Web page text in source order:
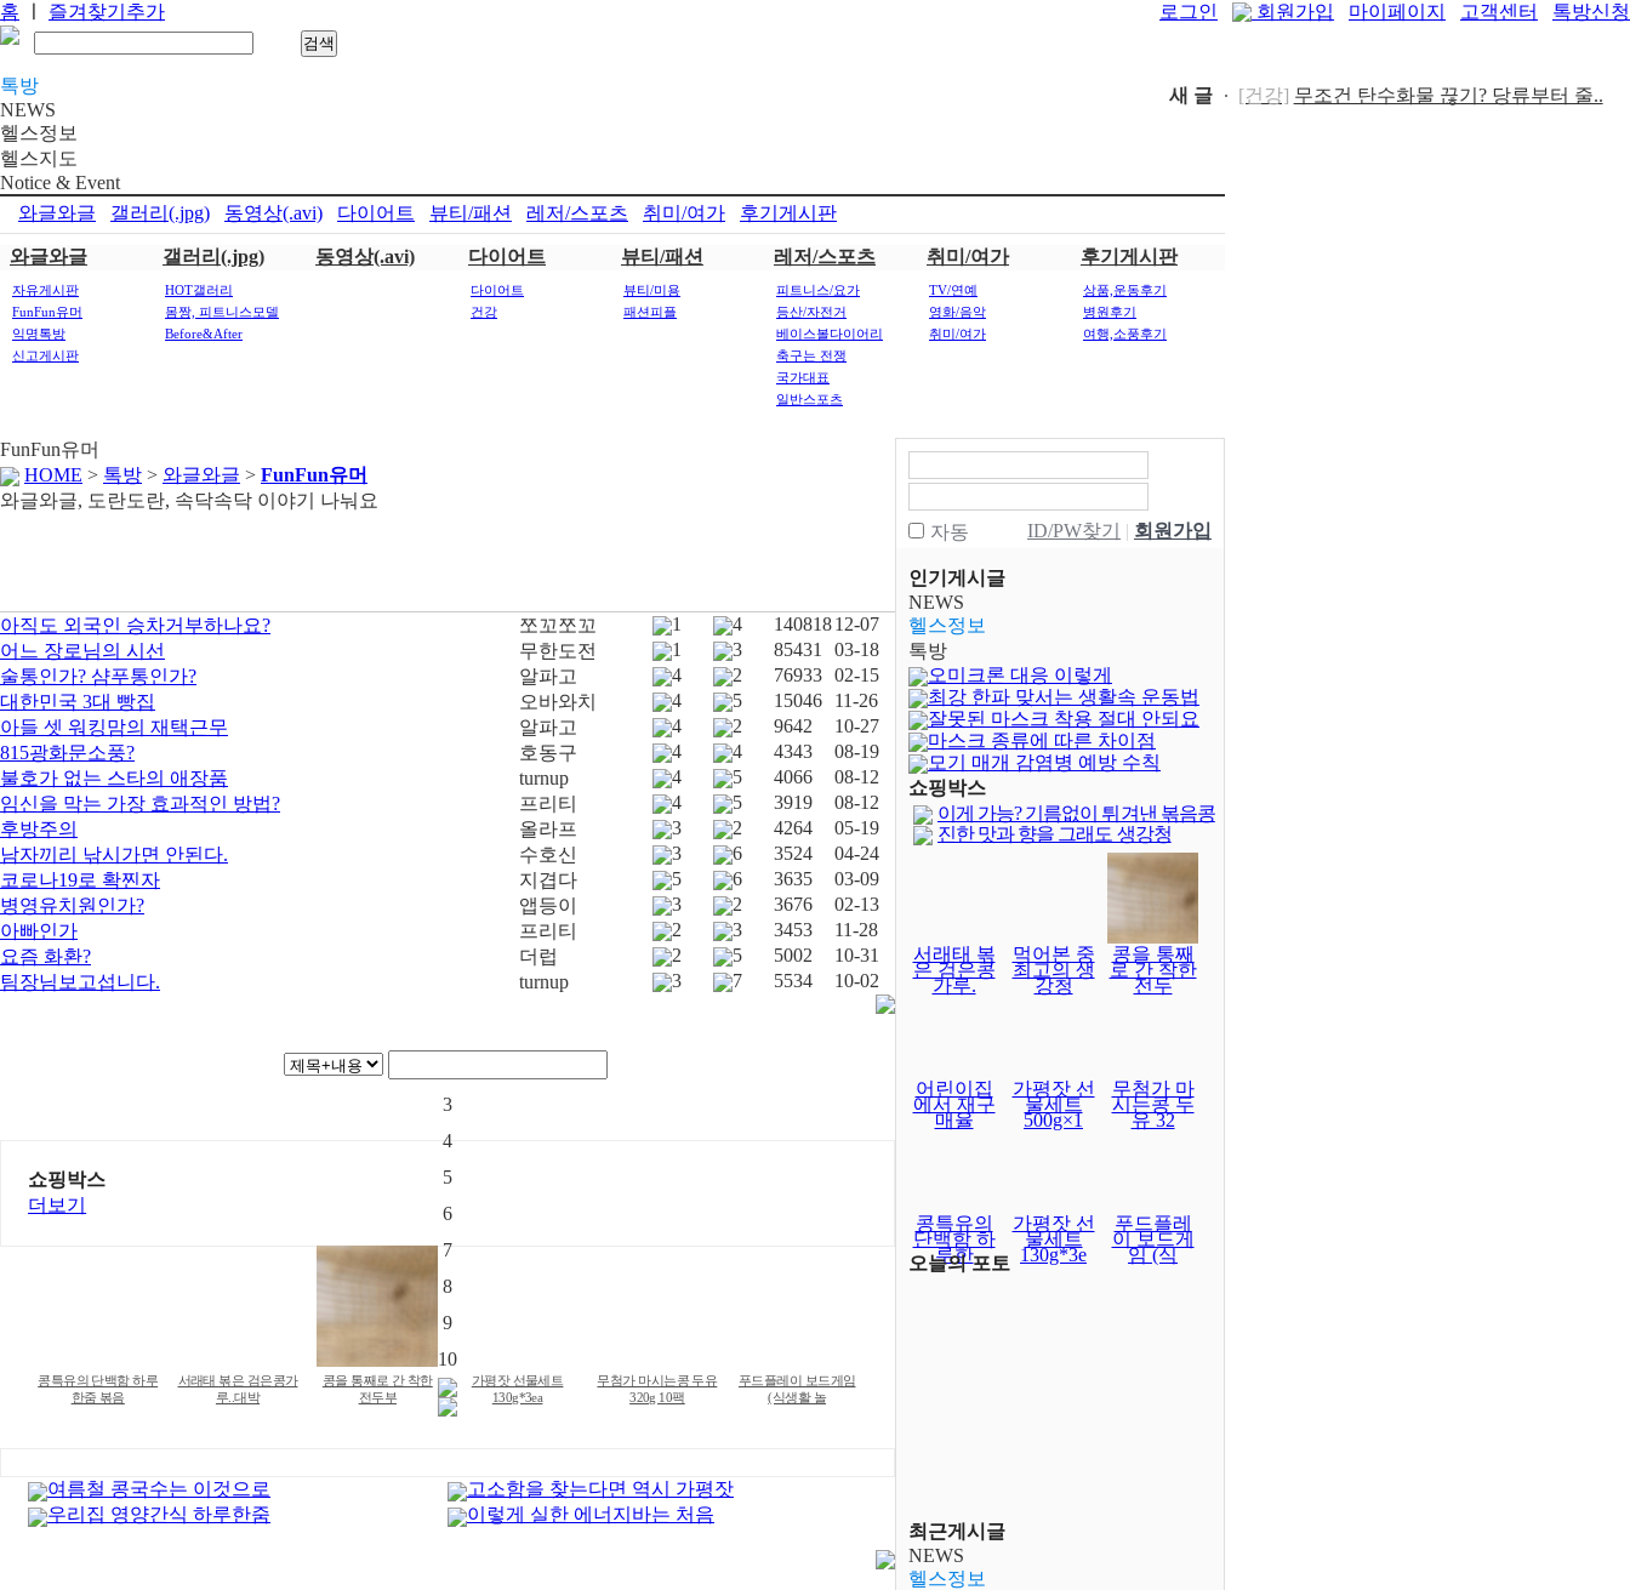
홈 즐겨찾기추가 로그인 회원가입 마이페이지 고객센터 톡방신청
톡방
NEWS
헬스정보
헬스지도
Notice & Event
새 글 [건강] 무조건 탄수화물 끊기? 당류부터 줄..
[다이어트] 운동 어려울때 다이어트 도움되는
5..
키친 ..
와글와글 갤러리(.jpg) 동영상(.avi) 다이어트 뷰티/패션 레저/스포츠 취미/여가 후기게시판
와글와글
자유게시판
FunFun유머
익명톡방
신고게시판
갤러리(.jpg)
HOT갤러리
몸짱, 피트니스모델
Before&After
동영상(.avi) 다이어트
다이어트
건강
뷰티/패션
뷰티/미용
패션피플
레저/스포츠
피트니스/요가
등산/자전거
베이스볼다이어리
축구는 전쟁
국가대표
일반스포츠
취미/여가
TV/연예
영화/음악
취미/여가
후기게시판
상품,운동후기
병원후기
여행,소풍후기
FunFun유머
HOME > 톡방 > 와글와글 > FunFun유머
와글와글, 도란도란, 속닥속닥 이야기 나눠요
아직도 외국인 승차거부하나요? 쪼꼬쪼꼬 1 4 14081812-07
어느 장로님의 시선
무한도전 1 3 85431
03-18
술통인가? 샴푸통인가?
알파고 4 2 76933 02-15
대한민국 3대 빵집
오바와치 4 5 15046
11-26
아들 셋 워킹맘의 재택근무
알파고 4 2 9642
10-27
815광화문소풍?
호동구 4 4 4343
08-19
불호가 없는 스타의 애장품
turnup 4 5 4066
08-12
임신을 막는 가장 효과적인 방법?
프리티 4 5 3919
08-12
후방주의
올라프 3 2 4264
05-19
남자끼리 낚시가면 안된다.
수호신 3 6 3524
04-24
코로나19로 확찐자
지겹다 5 6 3635
03-09
병영유치원인가?
앱등이 3 2 3676
02-13
아빠인가
프리티 2 3 3453
11-28
요즘 화환?
더럽 2 5 5002
10-31
팀장님보고섭니다.
turnup 3 7 5534 10-02
3
4
5
6
7
8
9
10
쇼핑박스
더보기
콩특유의 단백함 하루
한줌 볶음
서래태 볶은 검은콩가
루..대박
콩을 통째로 간 착한
전두부
가평잣 선물세트
130g*3ea
무첨가 마시는콩 두유
320g 10팩
푸드플레이 보드게임
(식생활 놀
여름철 콩국수는 이것으로
고소함을 찾는다면 역시 가평잣
우리집 영양간식 하루한줌
이렇게 실한 에너지바는 처음
자동 ID/PW찾기 | 회원가입
인기게시글
NEWS
헬스정보
톡방
오미크론 대응 이렇게
최강 한파 맞서는 생활속 운동법
은?잘못된 마스크 착용 절대 안되요
마스크 종류에 따른 차이점
모기 매개 감염병 예방 수칙
쇼핑박스
이게 가능? 기름없이 튀겨낸 볶음콩
진한 맛과 향을 그래도 생강청
서래태 볶
은 검은콩
가루.
먹어본 중
최고의 생
강청
콩을 통째
로 간 착한
전두
어린이집
에서 재구
매율
가평잣 선
물세트
500g×1
무첨가 마
시는콩 두
유 32
콩특유의
단백함 하
루한
가평잣 선
물세트
130g*3e
푸드플레
이 보드게
임 (식
오늘의 포토
최근게시글
NEWS
헬스정보